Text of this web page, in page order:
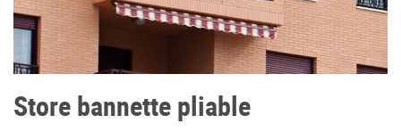
Téléchargements
Contactez-nous
Store bannette pliable